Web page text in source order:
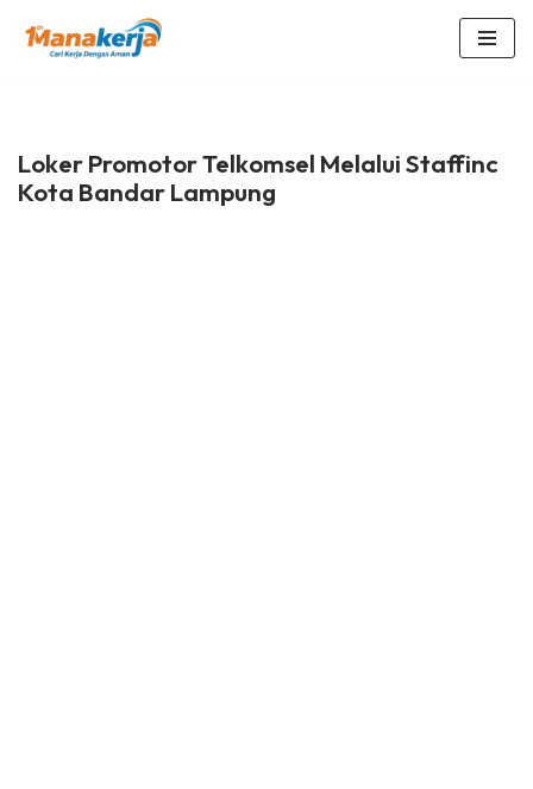
Loker Promotor Telkomsel Melalui Staffinc
Kota Bandar Lampung